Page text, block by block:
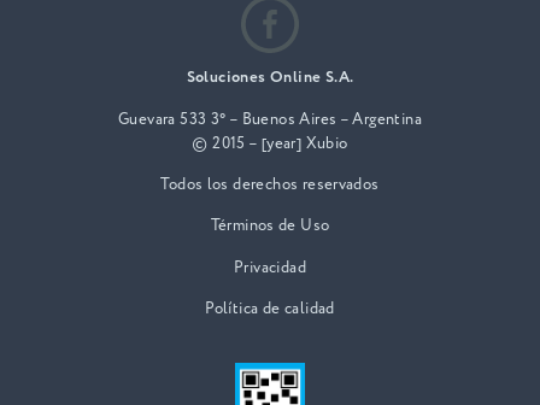
Soluciones Online S.A.
Guevara 533 3° – Buenos Aires – Argentina
© 2015 – [year] Xubio
Todos los derechos reservados
Términos de Uso
Privacidad
Política de calidad